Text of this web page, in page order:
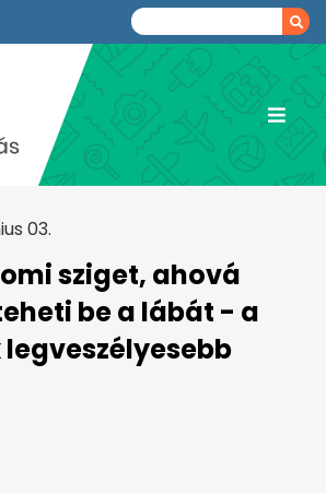
03.
sziget, ahová
be a lábát - a